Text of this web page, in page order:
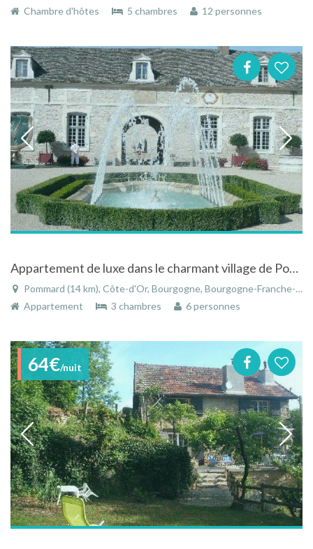
Chambre d'hôtes 5 chambres 12 personnes
Appartement de luxe dans le charmant village de Pommard près de Beaune en Bourgogne
Pommard (14 km), Côte-d'Or, Bourgogne, Bourgogne-Franche-Comté, France
Appartement
3 chambres 6 personnes
64€/nuit